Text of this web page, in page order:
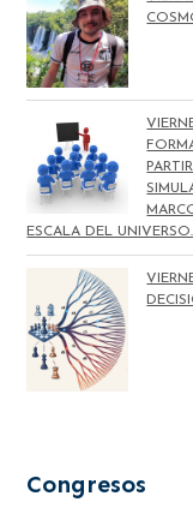
ESCALA DEL UNIVERSO.
Congresos